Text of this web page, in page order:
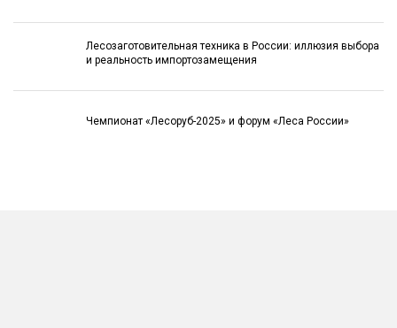
Лесозаготовительная техника в России: иллюзия выбора
и реальность импортозамещения
Чемпионат «Лесоруб-2025» и форум «Леса России»